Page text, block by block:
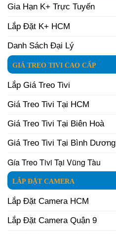
Gia Hạn K+ Trực Tuyến
Lắp Đặt K+ HCM
Danh Sách Đại Lý
GIÁ TREO TIVI CAO CẤP
Lắp Giá Treo Tivi
Giá Treo Tivi Tại HCM
Giá Treo Tivi Tại Biên Hoà
Giá Treo Tivi Tại Bình Dương
Gía Treo Tivi Tại Vũng Tàu
LẮP ĐẶT CAMERA
Lắp Đặt Camera HCM
Lắp Đặt Camera Quận 9